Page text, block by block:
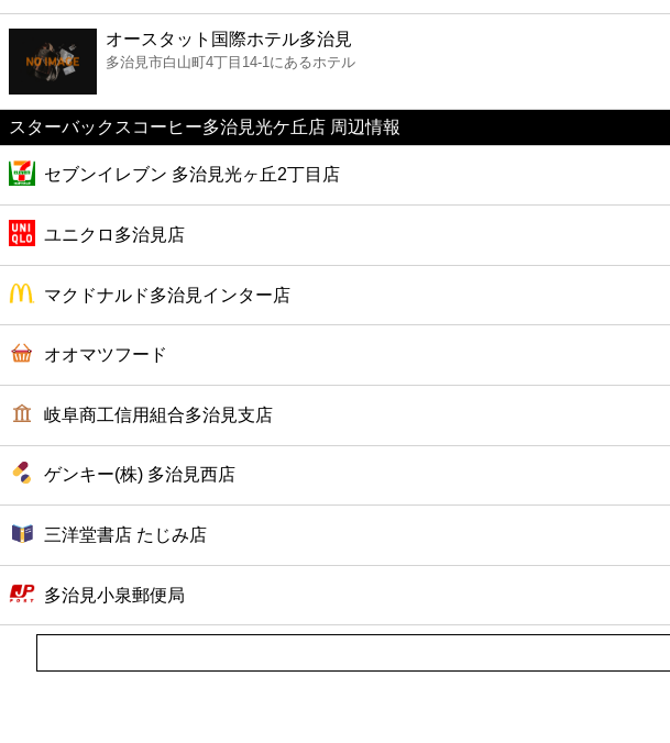
ファーストフード
カフェ
ショッピング
銀行
公共
オースタット国際ホテル多治見
多治見市白山町4丁目14-1にあるホテル
スターバックスコーヒー多治見光ケ丘店 周辺情報
セブンイレブン 多治見光ヶ丘2丁目店
ユニクロ多治見店
マクドナルド多治見インター店
オオマツフード
岐阜商工信用組合多治見支店
ゲンキー(株) 多治見西店
三洋堂書店 たじみ店
多治見小泉郵便局